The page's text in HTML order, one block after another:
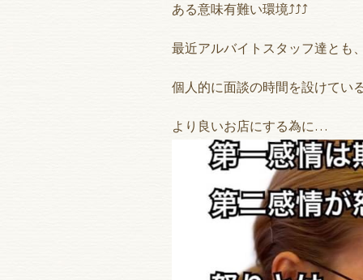
ある意味有難い環境⤴︎⤴︎⤴︎
最近アルバイトスタッフ達とも
個人的に面談の時間を設けてい
より良いお店にする為に…